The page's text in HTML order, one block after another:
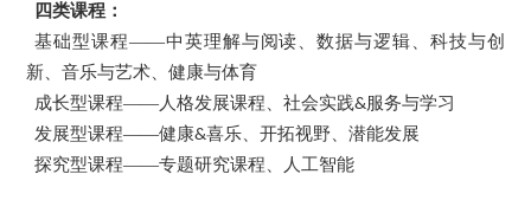
四类课程：
基础型课程——中英理解与阅读、数据与逻辑、科技与创
新、音乐与艺术、健康与体育
成长型课程——人格发展课程、社会实践&服务与学习
发展型课程——健康&喜乐、开拓视野、潜能发展
探究型课程——专题研究课程、人工智能